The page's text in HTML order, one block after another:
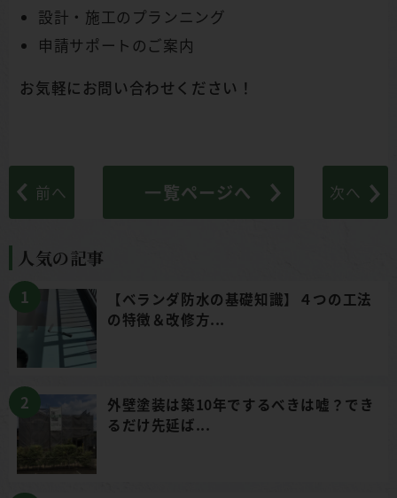
設計・施工のプランニング
申請サポートのご案内
お気軽にお問い合わせください！
前へ 一覧ページへ 次へ
人気の記事
【ベランダ防水の基礎知識】４つの工法
の特徴＆改修方...
外壁塗装は築10年でするべきは嘘？でき
るだけ先延ば...